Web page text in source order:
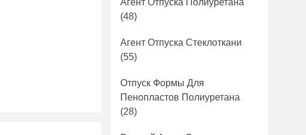
Агент Отпуска Полиуретана
(48)
Агент Отпуска Стеклоткани
(55)
Отпуск Формы Для
Пенопластов Полиуретана
(28)